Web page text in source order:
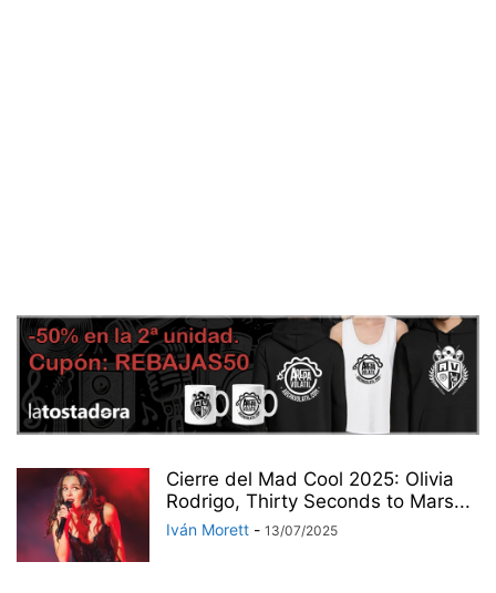
Cierre del Mad Cool 2025: Olivia
Rodrigo, Thirty Seconds to Mars...
Iván Morett - 13/07/2025